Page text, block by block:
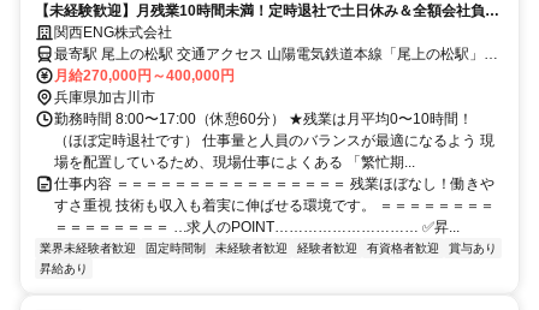
【未経験歓迎】月残業10時間未満！定時退社で土日休み＆全額会社負担
の資格取得支援あり
関西ENG株式会社
最寄駅 尾上の松駅 交通アクセス 山陽電気鉄道本線「尾上の松駅」よ
月給270,000円～400,000円
兵庫県加古川市
勤務時間 8:00〜17:00（休憩60分） ★残業は月平均0〜10時間！
（ほぼ定時退社です） 仕事量と人員のバランスが最適になるよう 現
場を配置しているため、現場仕事によくある 「繁忙期...
仕事内容 ＝＝＝＝＝＝＝＝＝＝＝＝＝＝＝＝ 残業ほぼなし！働きや
すさ重視 技術も収入も着実に伸ばせる環境です。 ＝＝＝＝＝＝＝＝
＝＝＝＝＝＝＝＝ …求人のPOINT………………………… ✅昇...
業界未経験者歓迎 固定時間制 未経験者歓迎 経験者歓迎 有資格者歓迎
賞与あり
昇給あり